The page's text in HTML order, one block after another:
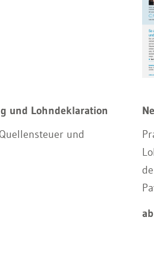
und Lohndeklaration
und